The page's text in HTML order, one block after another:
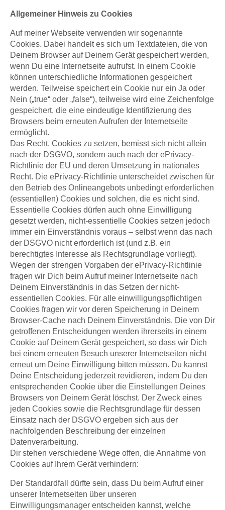
Allgemeiner Hinweis zu Cookies
Auf meiner Webseite verwenden wir sogenannte
Cookies. Dabei handelt es sich um Textdateien, die von
Deinem Browser auf Deinem Gerät gespeichert werden,
wenn Du eine Internetseite aufrufst. In einem Cookie
können unterschiedliche Informationen gespeichert
werden. Teilweise speichert ein Cookie nur ein Ja oder
Nein („true“ oder „false“), teilweise wird eine Zeichenfolge
gespeichert, die eine eindeutige Identifizierung des
Browsers beim erneuten Aufrufen der Internetseite
ermöglicht.
Das Recht, Cookies zu setzen, bemisst sich nicht allein
nach der DSGVO, sondern auch nach der ePrivacy-
Richtlinie der EU und deren Umsetzung in nationales
Recht. Die ePrivacy-Richtlinie unterscheidet zwischen für
den Betrieb des Onlineangebots unbedingt erforderlichen
(essentiellen) Cookies und solchen, die es nicht sind.
Essentielle Cookies dürfen auch ohne Einwilligung
gesetzt werden, nicht-essentielle Cookies setzen jedoch
immer ein Einverständnis voraus – selbst wenn das nach
der DSGVO nicht erforderlich ist (und z.B. ein
berechtigtes Interesse als Rechtsgrundlage vorliegt).
Wegen der strengen Vorgaben der ePrivacy-Richtlinie
fragen wir Dich beim Aufruf meiner Internetseite nach
Deinem Einverständnis in das Setzen der nicht-
essentiellen Cookies. Für alle einwilligungspflichtigen
Cookies fragen wir vor deren Speicherung in Deinem
Browser-Cache nach Deinem Einverständnis. Die von Dir
getroffenen Entscheidungen werden ihrerseits in einem
Cookie auf Deinem Gerät gespeichert, so dass wir Dich
bei einem erneuten Besuch unserer Internetseiten nicht
erneut um Deine Einwilligung bitten müssen. Du kannst
Deine Entscheidung jederzeit revidieren, indem Du den
entsprechenden Cookie über die Einstellungen Deines
Browsers von Deinem Gerät löschst. Der Zweck eines
jeden Cookies sowie die Rechtsgrundlage für dessen
Einsatz nach der DSGVO ergeben sich aus der
nachfolgenden Beschreibung der einzelnen
Datenverarbeitung.
Dir stehen verschiedene Wege offen, die Annahme von
Cookies auf Ihrem Gerät verhindern:
Der Standardfall dürfte sein, dass Du beim Aufruf einer
unserer Internetseiten über unseren
Einwilligungsmanager entscheiden kannst, welche